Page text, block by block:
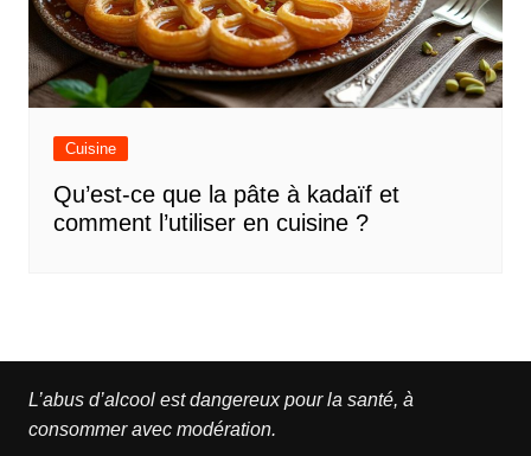
Cuisine
Qu’est-ce que la pâte à kadaïf et
comment l’utiliser en cuisine ?
L’abus d’alcool est dangereux pour la santé, à
consommer avec modération.